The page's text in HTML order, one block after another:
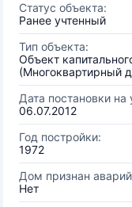
Статус объекта:
Ранее учтенный
Тип объекта:
Объект
(Многоквартирный
Дата постановки на
06.07.2012
Год постройки:
1972
Дом признан
Нет